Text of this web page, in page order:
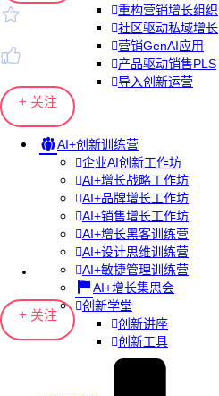
重构营销增长组织
社区驱动私域增长
营销GenAI应用
产品驱动销售PLS
导入创新运营
AI+创新训练营
企业AI创新工作坊
AI+增长战略工作坊
AI+品牌增长工作坊
AI+销售增长工作坊
AI+增长黑客训练营
AI+设计思维训练营
AI+敏捷管理训练营
AI+增长集思会
创新学堂
创新讲座
创新工具
+ 关注
+ 关注